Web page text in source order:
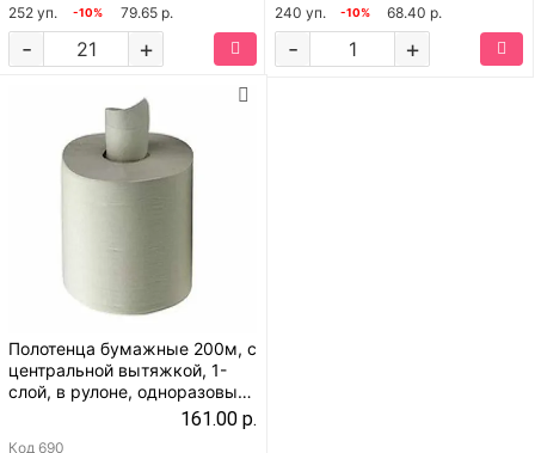
252 уп.
-10% 79.65 р.
+
-
240 уп.
-10% 68.40 р.
+
-
Полотенца бумажные 200м, с
центральной вытяжкой, 1-
слой, в рулоне, одноразовые,
для диспенсера, светло-161.00 р.
Код 690